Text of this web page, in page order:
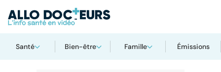
Santé Bien-être Famille Émissions